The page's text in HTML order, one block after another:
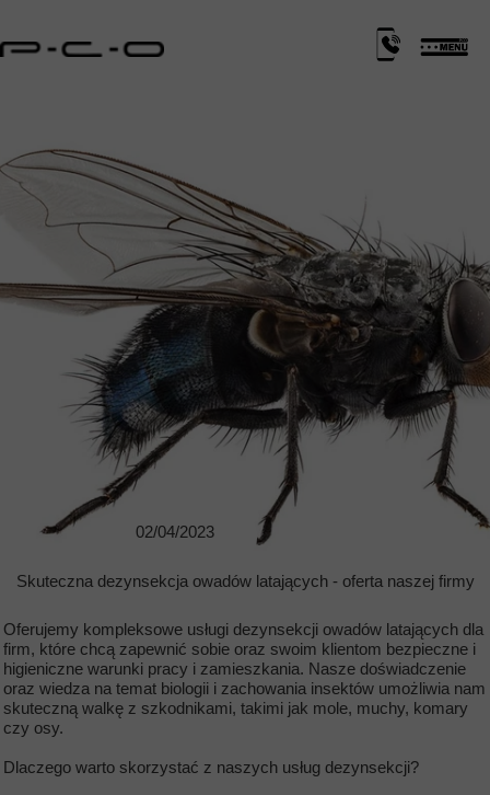
02/04/2023
Skuteczna dezynsekcja owadów latających - oferta naszej firmy
Oferujemy kompleksowe usługi dezynsekcji owadów latających dla
firm, które chcą zapewnić sobie oraz swoim klientom bezpieczne i
higieniczne warunki pracy i zamieszkania. Nasze doświadczenie
oraz wiedza na temat biologii i zachowania insektów umożliwia nam
skuteczną walkę z szkodnikami, takimi jak mole, muchy, komary
czy osy.
Dlaczego warto skorzystać z naszych usług dezynsekcji?